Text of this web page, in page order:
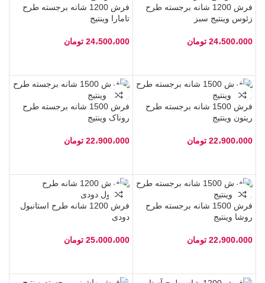
فرش 1200 شانه برجسته طرح
زئوس وینتیج سبز
24،500،000 تومان
فرش 1200 شانه برجسته طرح
تامارا وینتیج
24،500،000 تومان
فرش 1500 شانه برجسته طرح
ریتون وینتیج
22،900،000 تومان
فرش 1500 شانه برجسته طرح
روناک وینتیج
22،900،000 تومان
فرش 1500 شانه برجسته طرح
روشا وینتیج
22،900،000 تومان
فرش 1200 شانه طرح استانبول
دودی
25،000،000 تومان